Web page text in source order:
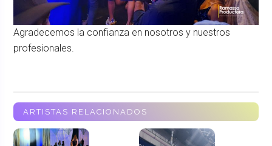
Agradecemos la confianza en nosotros y nuestros
profesionales.
ARTISTAS RELACIONADOS